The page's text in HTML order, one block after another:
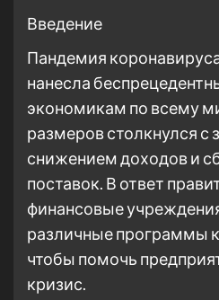
Введение
Пандемия
нанесла
экономикам по всему
размеров столкнулся с
снижением доходов и
поставок. В ответ
финансовые
различные программы
чтобы помочь
кризис.